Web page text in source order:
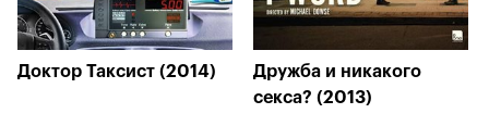
Доктор Таксист (2014)
Дружба и никакого
секса? (2013)